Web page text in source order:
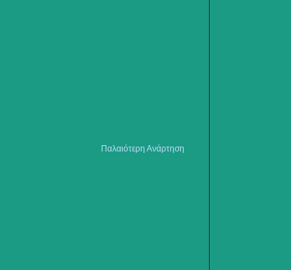
Παλαιότερη Ανάρτηση